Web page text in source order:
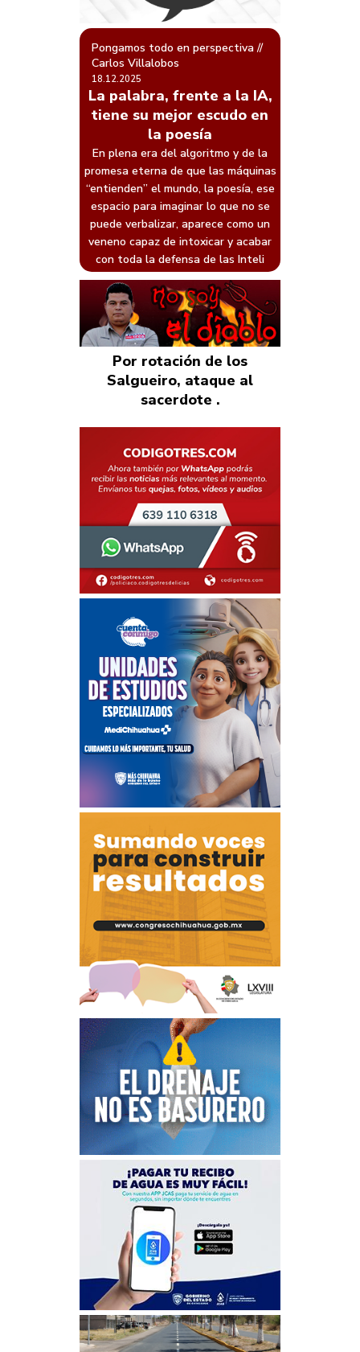
Pongamos todo en perspectiva //
Carlos Villalobos
18.12.2025
La palabra, frente a la IA,
tiene su mejor escudo en
la poesía
En plena era del algoritmo y de la
promesa eterna de que las máquinas
“entienden” el mundo, la poesía, ese
espacio para imaginar lo que no se
puede verbalizar, aparece como un
veneno capaz de intoxicar y acabar
con toda la defensa de las Inteli
Por rotación de los
Salgueiro, ataque al
sacerdote .